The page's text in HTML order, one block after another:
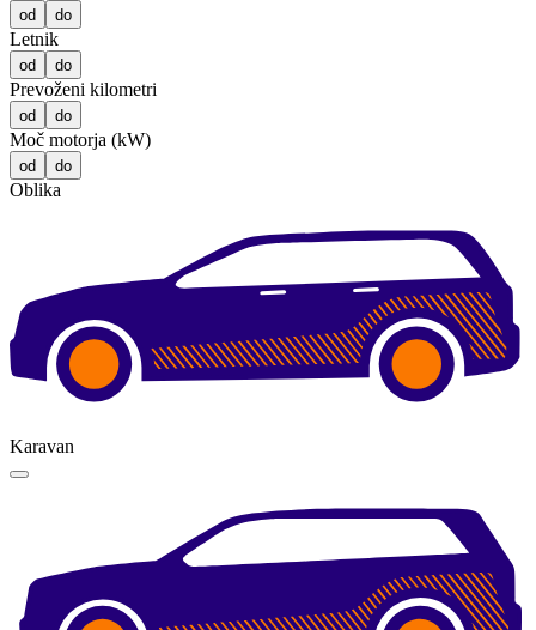
od do
Letnik
od do
Prevoženi kilometri
od do
Moč motorja (kW)
od do
Oblika
Karavan